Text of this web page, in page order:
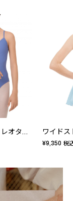
シンストラップ レオタード - キッズ
¥9,350 税